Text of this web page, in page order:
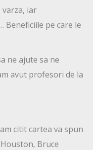
varza, iar
pe care le
ne ajute sa ne
avut profesori de la
citit cartea va spun
Bruce